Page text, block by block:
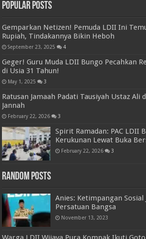
Popular Posts
Gemparkan Netizen! Pemuda LDII Ini
Rupiah, Tindakannya Bikin Heboh
September 23, 2025 4
Geger! Guru Muda LDII Bungo Pecahkan
di Usia 31 Tahun!
May 1, 2025 3
Ratusan Jamaah Padati Tausiyah Ustaz Ali
Jannah
February 22, 2026 3
Spirit Ramadan: PAC LDII
Kerukunan Lewat Buka
February 22, 2026 3
Random Posts
Anies: Ketimpangan Sosial
Persatuan Bangsa
November 13, 2023